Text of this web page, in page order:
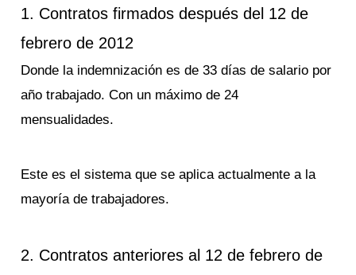
1. Contratos firmados después del 12 de
febrero de 2012
Donde la indemnización es de 33 días de salario por
año trabajado. Con un máximo de 24
mensualidades.
Este es el sistema que se aplica actualmente a la
mayoría de trabajadores.
2. Contratos anteriores al 12 de febrero de